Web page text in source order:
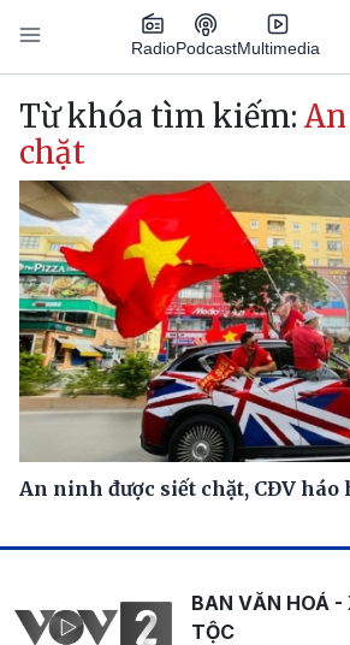
Nhảy đến nội dung
RadioPodcastMultimedia
Main navigation
Từ khóa tìm kiếm:
chặt
An ninh được siết chặt, CĐV háo
BAN VĂN HOÁ -
TỘC